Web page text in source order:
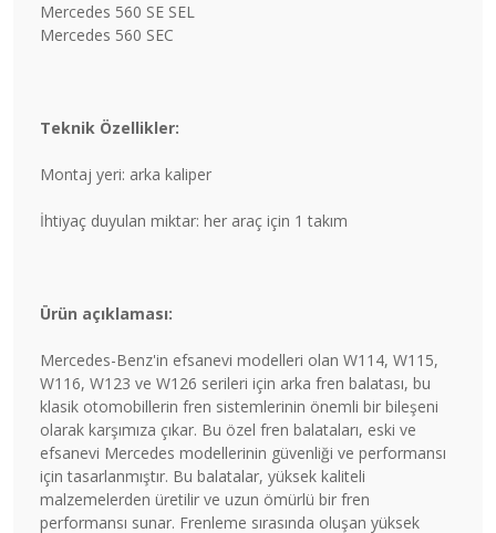
Mercedes 560 SE SEL
Mercedes 560 SEC
Teknik Özellikler:
Montaj yeri: arka kaliper
İhtiyaç duyulan miktar: her araç için 1 takım
Ürün açıklaması:
Mercedes-Benz'in efsanevi modelleri olan W114, W115,
W116, W123 ve W126 serileri için arka fren balatası, bu
klasik otomobillerin fren sistemlerinin önemli bir bileşeni
olarak karşımıza çıkar. Bu özel fren balataları, eski ve
efsanevi Mercedes modellerinin güvenliği ve performansı
için tasarlanmıştır. Bu balatalar, yüksek kaliteli
malzemelerden üretilir ve uzun ömürlü bir fren
performansı sunar. Frenleme sırasında oluşan yüksek